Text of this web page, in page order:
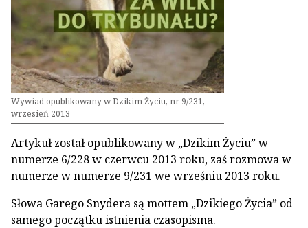
Wywiad opublikowany w Dzikim Życiu, nr 9/231,
wrzesień 2013
Artykuł został opublikowany w „Dzikim Życiu” w
numerze 6/228 w czerwcu 2013 roku, zaś rozmowa w
numerze w numerze 9/231 we wrześniu 2013 roku.
Słowa Garego Snydera są mottem „Dzikiego Życia” od
samego początku istnienia czasopisma.